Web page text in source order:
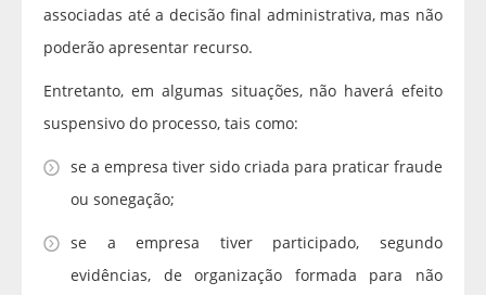
associadas até a decisão final administrativa, mas não
poderão apresentar recurso.
Entretanto, em algumas situações, não haverá efeito
suspensivo do processo, tais como:
se a empresa tiver sido criada para praticar fraude
ou sonegação;
se a empresa tiver participado, segundo
evidências, de organização formada para não